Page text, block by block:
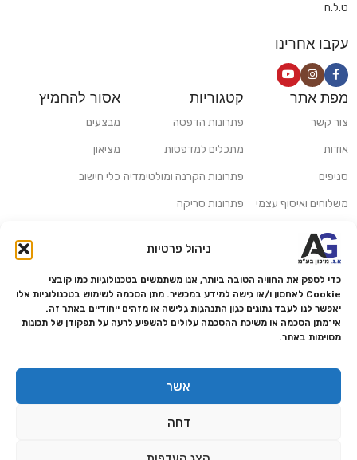
ניהול פרטיות
כדי לספק את החוויה הטובה ביותר, אנו משתמשים בטכנולוגיות כמו קובצי
Cookie לאחסון ו/או גישה למידע במכשיר. מתן הסכמה לשימוש בטכנולוגיות אלו
יאפשר לנו לעבד נתונים כגון התנהגות גלישה או מזהים ייחודיים באתר זה.
אי־מתן הסכמה או משיכת ההסכמה עלולים להשפיע לרעה על תפקודן של תכונות
מסוימות באתר.
אשר
דחה
ט.ל.ח
עקבו אחרינו
מפת אתר
צור קשר
אודות
סניפים
משלוחים ואיסוף עצמי
מדריכים ומאמרים
מותגים
מעבדת תיקונים
הצהרת נגישות
מדיניות פרטיות
מדיניות החזרות והחזרים
קטגוריות
פתרונות הדפסה
מתכלים למדפסות
פתרונות הקרנה ומולטימדיה
פתרונות סריקה
אסור להחמיץ
מבצעים
מציאון
כלי חישוב